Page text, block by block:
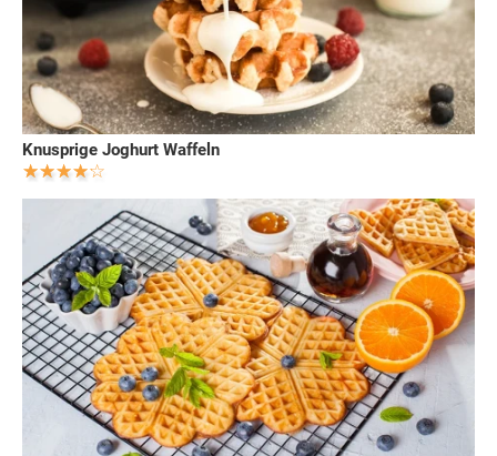
Knusprige Joghurt Waffeln